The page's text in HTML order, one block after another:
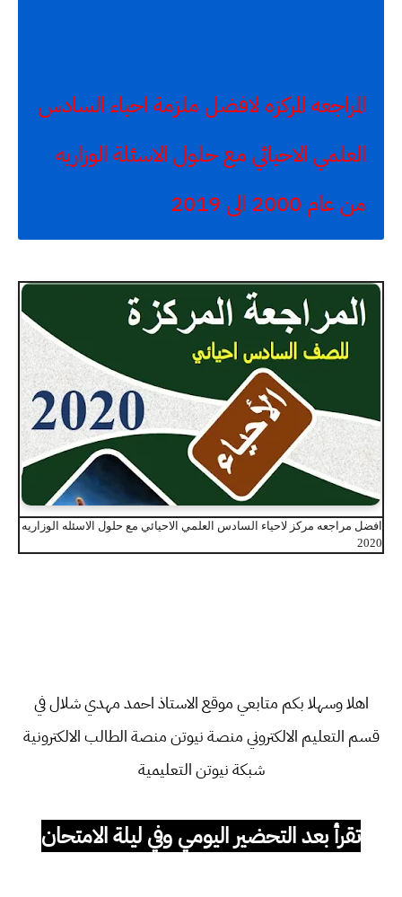
المراجعه المركزه لافضل ملزمة احياء السادس
العلمي الاحيائي مع حلول الاسئلة الوزاريه
من عام 2000 الى 2019
افضل مراجعه مركز لاحياء السادس العلمي الاحيائي مع حلول الاسئله الوزاريه
2020
اهلا وسهلا بكم متابعي موقع الاستاذ احمد مهدي شلال في
قسم التعليم الالكتروني منصة نيوتن منصة الطالب الالكترونية
شبكة نيوتن التعليمية
تقرأ بعد التحضير اليومي وفي ليلة الامتحان